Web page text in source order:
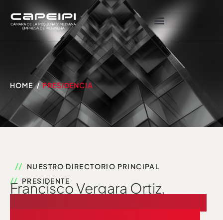
HOME PRESIDENCIA
NUESTRO DIRECTORIO PRINCIPAL
PRESIDENTE
Francisco Vergara Ortiz,